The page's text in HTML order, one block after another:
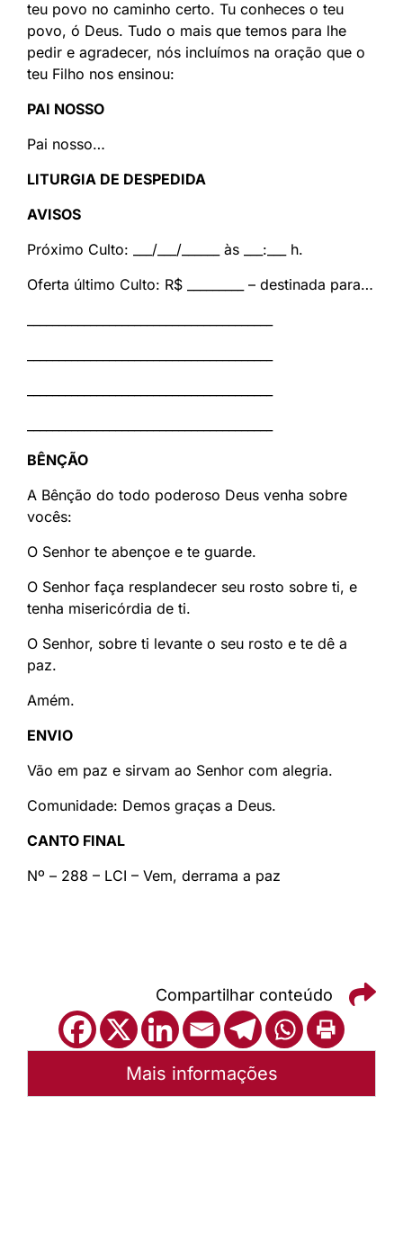
teu povo no caminho certo. Tu conheces o teu
povo, ó Deus. Tudo o mais que temos para lhe
pedir e agradecer, nós incluímos na oração que o
teu Filho nos ensinou:
PAI NOSSO
Pai nosso…
LITURGIA DE DESPEDIDA
AVISOS
Próximo Culto: ___/___/______ às ___:___ h.
Oferta último Culto: R$ _________ – destinada para…
BÊNÇÃO
A Bênção do todo poderoso Deus venha sobre
vocês:
O Senhor te abençoe e te guarde.
O Senhor faça resplandecer seu rosto sobre ti, e
tenha misericórdia de ti.
O Senhor, sobre ti levante o seu rosto e te dê a
paz.
Amém.
ENVIO
Vão em paz e sirvam ao Senhor com alegria.
Comunidade: Demos graças a Deus.
CANTO FINAL
Nº – 288 – LCI – Vem, derrama a paz
Compartilhar conteúdo
Mais informações